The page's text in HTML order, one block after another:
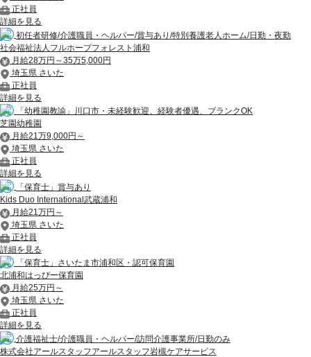
正社員
詳細を見る
初任者研修/介護職員・ヘルパー/賞与あり/特別養護老人ホーム/日勤・夜勤
社会福祉法人フルホープフォレスト浦和
月給28万円～35万5,000円
埼玉県 さいた
正社員
詳細を見る
「幼稚園教諭」川口市・未経験歓迎、経験者優遇、ブランクOK
芝園幼稚園
月給21万9,000円～
埼玉県 さいた
正社員
詳細を見る
「保育士」賞与あり
Kids Duo International武蔵浦和
月給21万円～
埼玉県 さいた
正社員
詳細を見る
「保育士」さいたま市浦和区・認可保育園
北浦和はっぴー保育園
月給25万円～
埼玉県 さいた
正社員
詳細を見る
介護福祉士/介護職員・ヘルパー/訪問介護事業所/日勤のみ
株式会社アールスタッフアールスタッフ岩槻ケアサービス